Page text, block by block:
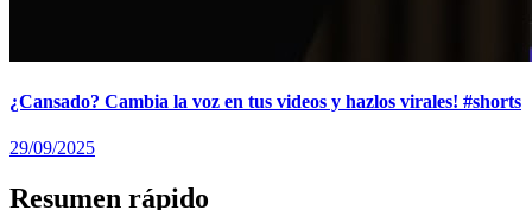
¿Cansado? Cambia la voz en tus videos y hazlos virales! #shorts
29/09/2025
Resumen rápido